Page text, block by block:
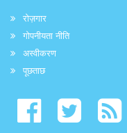
रोज़गार
गोपनीयता नीति
अस्वीकरण
पूछताछ